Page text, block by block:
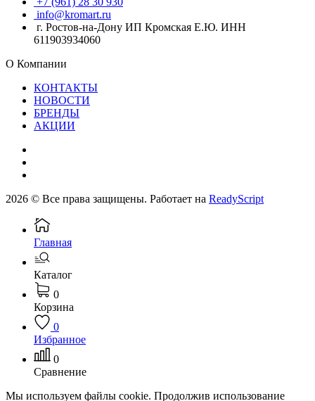
info@kromart.ru
г. Ростов-на-Дону ИП Кромская Е.Ю. ИНН
611903934060
О Компании
КОНТАКТЫ
НОВОСТИ
БРЕНДЫ
АКЦИИ
2026 © Все права защищены. Работает на ReadyScript
Главная
Каталог
0
Корзина
0
Избранное
0
Сравнение
Мы используем файлы cookie. Продолжив использование